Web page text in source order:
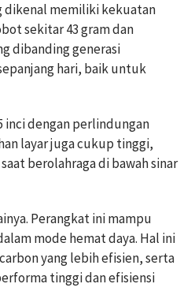
dikenal memiliki kekuatan
sekitar 43 gram dan
dibanding generasi
hari, baik untuk
inci dengan perlindungan
layar juga cukup tinggi,
berolahraga di bawah sinar
Perangkat ini mampu
mode hemat daya. Hal ini
yang lebih efisien, serta
tinggi dan efisiensi